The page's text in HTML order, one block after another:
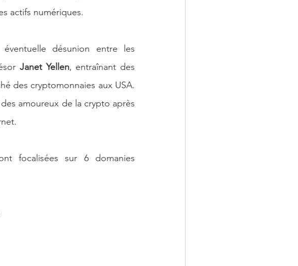
actifs numériques.
désunion entre les
Janet Yellen, entraînant des
des cryptomonnaies aux USA.
amoureux de la crypto après
focalisées sur 6 domanies